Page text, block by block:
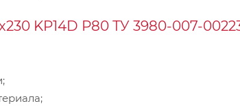
KP14D Р80 ТУ 3980-007-